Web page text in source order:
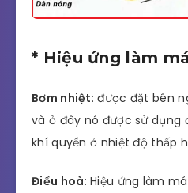
* Hiệu ứng làm
Bơm nhiệt: được đặt bên
và ở đây nó được sử dụng
khí quyển ở nhiệt độ thấp
Điều hoà: Hiệu ứng làm